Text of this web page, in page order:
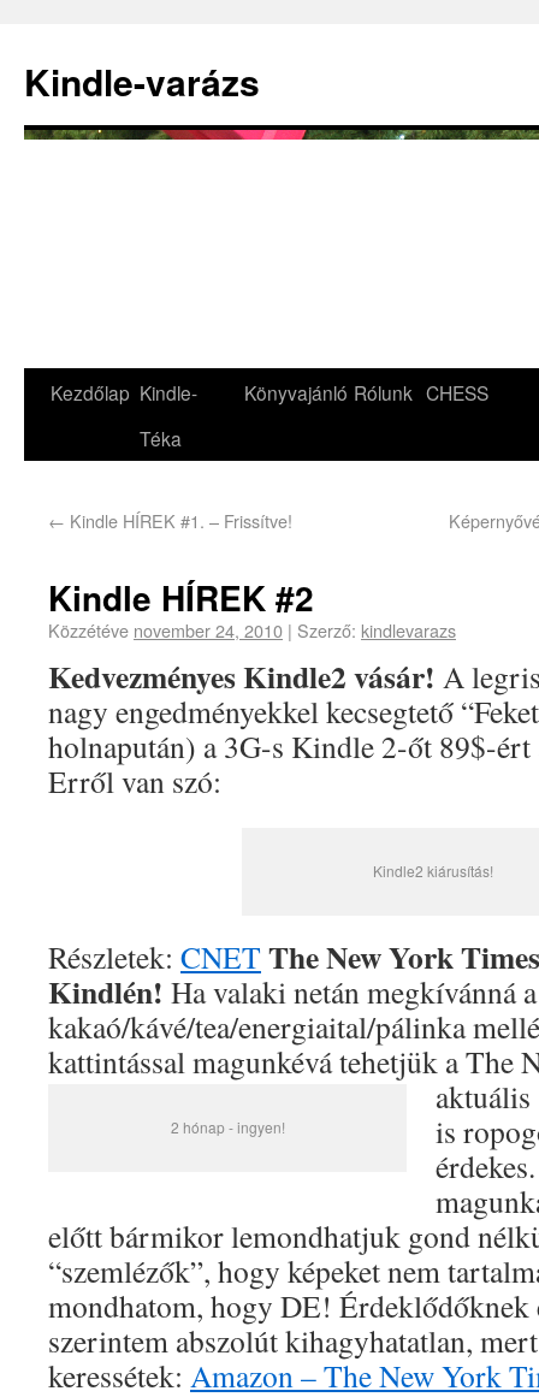
Kindle-varázs
Kezdőlap Kindle-
Téka
Könyvajánló Rólunk CHESS
← Kindle HÍREK #1. – Frissítve!
Kindle HÍREK #2
Közzétéve november 24, 2010 | Szerző: kindlevarazs
Kedvezményes Kindle2 vásár! A
nagy engedményekkel kecsegtető
holnapután) a 3G-s Kindle 2-őt 89$-
Erről van szó:
Kindle2 kiárusítás!
Részletek: CNET The New York
Kindlén! Ha valaki netán megkívánná
kakaó/kávé/tea/energiaital/pálinka
kattintással magunkévá tehetjük a The
2 hónap - ingyen!
is
előtt bármikor lemondhatjuk gond
“szemlézők”, hogy képeket nem
mondhatom, hogy DE! Érdeklődőknek
szerintem abszolút kihagyhatatlan,
keressétek: Amazon – The New York